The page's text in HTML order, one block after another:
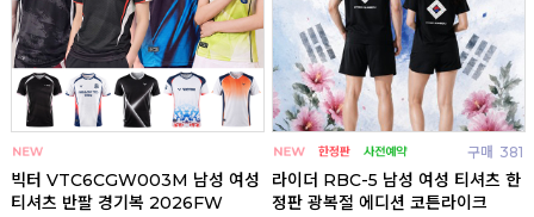
빅터 VTC6CGW003M 남성 여성
티셔츠 반팔 경기복 2026FW
구매 381
라이더 RBC-5 남성 여성 티셔츠 한
정판 광복절 에디션 코튼라이크